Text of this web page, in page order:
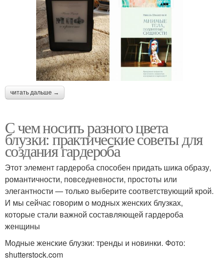
читать дальше →
С чем носить разного цвета
блузки: практические советы для
создания гардероба
Этот элемент гардероба способен придать шика образу,
романтичности, повседневности, простоты или
элегантности — только выберите соответствующий крой.
И мы сейчас говорим о модных женских блузках,
которые стали важной составляющей гардероба
женщины
Модные женские блузки: тренды и новинки. Фото:
shutterstock.com